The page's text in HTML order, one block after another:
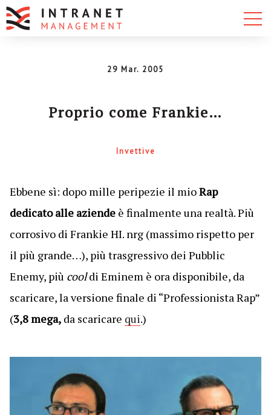
29 Mar. 2005
Proprio come Frankie…
Invettive
Ebbene sì: dopo mille peripezie il mioRap
dedicato alle aziendeè finalmente una realtà. Più
corrosivo di Frankie HI. nrg (massimo rispetto per
il più grande…), più trasgressivo dei Pubblic
Enemy, più cooldi Eminem è ora disponibile, da
scaricare, la versione finale di “Professionista Rap”
(3,8 mega,da scaricare qui.)